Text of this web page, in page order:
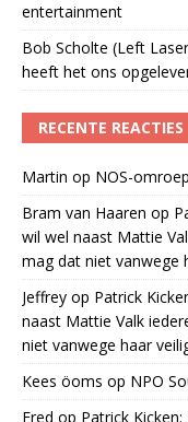
entertainment
Bob Scholte (Left
heeft het ons
RECENTE REACTIES
Martin op NOS-
Bram van Haaren op
wil wel naast Mattie
mag dat niet vanwege
Jeffrey op Patrick
naast Mattie Valk
niet vanwege haar
Kees öoms op NPO
Fred op Patrick